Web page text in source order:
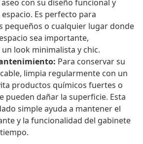
con su diseño funcional y
Es perfecto para
pequeños o cualquier lugar donde
sea importante,
look minimalista y chic.
Para conservar su
limpia regularmente con un
productos químicos fuertes o
pueden dañar la superficie. Esta
simple ayuda a mantener el
y la funcionalidad del gabinete